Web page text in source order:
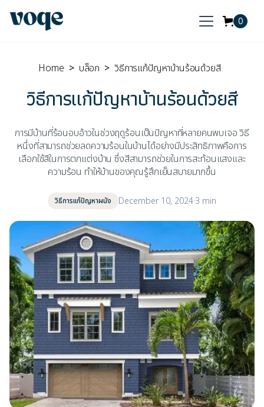
0
Home > บล็อก > วิธีการแก้ปัญหาบ้านร้อนด้วยสี
วิธีการแก้ปัญหาบ้านร้อนด้วยสี
การมีบ้านที่ร้อนอบอ้าวในช่วงฤดูร้อนเป็นปัญหาที่หลายคนพบเจอ วิธี
หนึ่งที่สามารถช่วยลดความร้อนในบ้านได้อย่างมีประสิทธิภาพคือการ
เลือกใช้สีในการตกแต่งบ้าน ซึ่งสีสามารถช่วยในการสะท้อนแสงและ
ความร้อน ทำให้บ้านของคุณรู้สึกเย็นสบายมากขึ้น
วิธีการแก้ปัญหาผนัง December 10, 2024·3 min